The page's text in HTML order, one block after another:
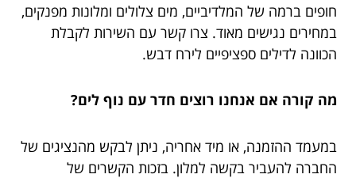
חופים ברמה של המלדיביים, מים צלולים ומלונות מפנקים,
במחירים נגישים מאוד. צרו קשר עם השירות לקבלת
הכוונה לדילים ספציפיים לירח דבש.
מה קורה אם אנחנו רוצים חדר עם נוף לים?
במעמד ההזמנה, או מיד אחריה, ניתן לבקש מהנציגים של
החברה להעביר בקשה למלון. בזכות הקשרים של